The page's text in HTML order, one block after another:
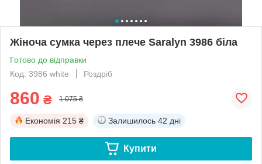
Жіноча сумка через плече Saralyn 3986 біла
Готово до відправки
Код: 3986 white
Роздріб
860 ₴ 1 075 ₴
Економія 215 ₴ Залишилось 42 дні
Купити